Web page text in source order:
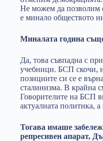
Не можем да позволим
е минало обществото
Миналата година
Да, това съвпадна с
учебници. БСП скочи,
позициите си се е
сталинизма. В крайна
Говорителите на БСП
актуалната политика,
Тогава имаше
репресивен апарат,